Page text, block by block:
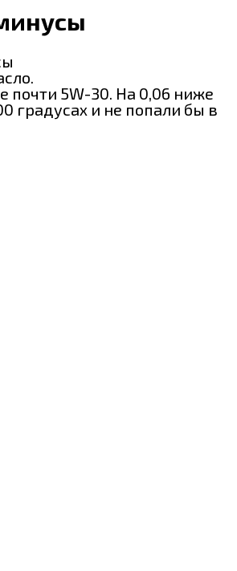
почти 5W-30. На 0,06 ниже
градусах и не попали бы в